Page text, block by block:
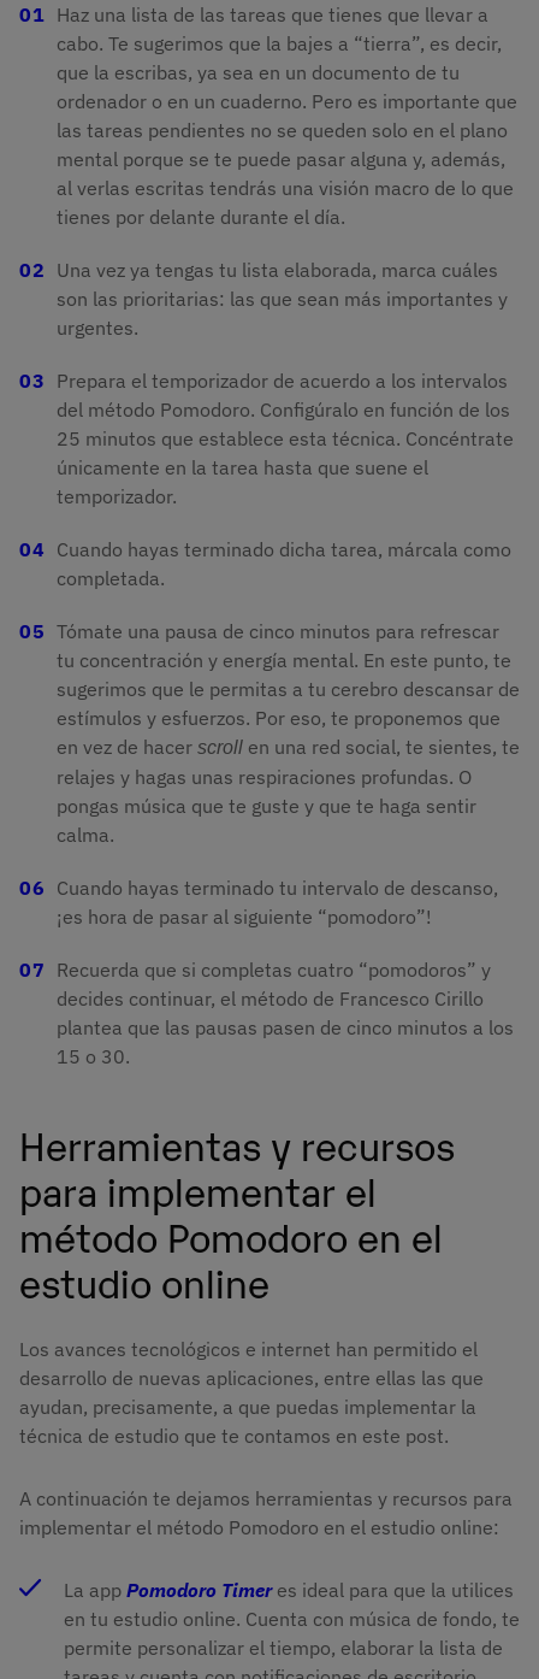
Haz una lista de las tareas que tienes que llevar a
cabo. Te sugerimos que la bajes a “tierra”, es decir,
que la escribas, ya sea en un documento de tu
ordenador o en un cuaderno. Pero es importante que
las tareas pendientes no se queden solo en el plano
mental porque se te puede pasar alguna y, además,
al verlas escritas tendrás una visión macro de lo que
tienes por delante durante el día.
Una vez ya tengas tu lista elaborada, marca cuáles
son las prioritarias: las que sean más importantes y
urgentes.
Prepara el temporizador de acuerdo a los intervalos
del método Pomodoro. Configúralo en función de los
25 minutos que establece esta técnica. Concéntrate
únicamente en la tarea hasta que suene el
temporizador.
Cuando hayas terminado dicha tarea, márcala como
completada.
Tómate una pausa de cinco minutos para refrescar
tu concentración y energía mental. En este punto, te
sugerimos que le permitas a tu cerebro descansar de
estímulos y esfuerzos. Por eso, te proponemos que
en vez de hacer scroll en una red social, te sientes, te
relajes y hagas unas respiraciones profundas. O
pongas música que te guste y que te haga sentir
calma.
Cuando hayas terminado tu intervalo de descanso,
¡es hora de pasar al siguiente “pomodoro”!
Recuerda que si completas cuatro “pomodoros” y
decides continuar, el método de Francesco Cirillo
plantea que las pausas pasen de cinco minutos a los
15 o 30.
Herramientas y recursos
para implementar el
método Pomodoro en el
estudio online
Los avances tecnológicos e internet han permitido el
desarrollo de nuevas aplicaciones, entre ellas las que
ayudan, precisamente, a que puedas implementar la
técnica de estudio que te contamos en este post.
A continuación te dejamos herramientas y recursos para
implementar el método Pomodoro en el estudio online:
La app Pomodoro Timer es ideal para que la utilices
en tu estudio online. Cuenta con música de fondo, te
permite personalizar el tiempo, elaborar la lista de